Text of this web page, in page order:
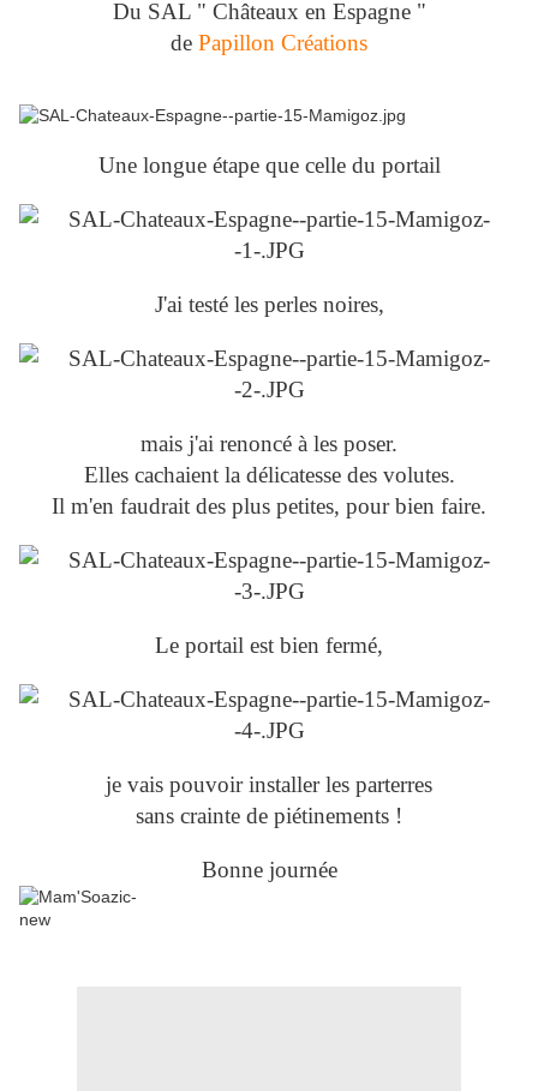
Du SAL " Châteaux en Espagne "
de Papillon Créations
Une longue étape que celle du portail
J'ai testé les perles noires,
mais j'ai renoncé à les poser.
Elles cachaient la délicatesse des volutes.
Il m'en faudrait des plus petites, pour bien faire.
Le portail est bien fermé,
je vais pouvoir installer les parterres
sans crainte de piétinements !
Bonne journée